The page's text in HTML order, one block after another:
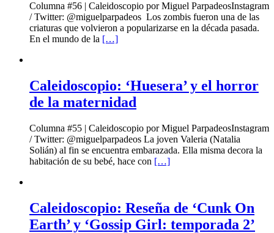
Columna #56 | Caleidoscopio por Miguel ParpadeosInstagram
/ Twitter: @miguelparpadeos Los zombis fueron una de las
criaturas que volvieron a popularizarse en la década pasada.
En el mundo de la […]
Caleidoscopio: ‘Huesera’ y el horror
de la maternidad
Columna #55 | Caleidoscopio por Miguel ParpadeosInstagram
/ Twitter: @miguelparpadeos La joven Valeria (Natalia
Solián) al fin se encuentra embarazada. Ella misma decora la
habitación de su bebé, hace con […]
Caleidoscopio: Reseña de ‘Cunk On
Earth’ y ‘Gossip Girl: temporada 2’